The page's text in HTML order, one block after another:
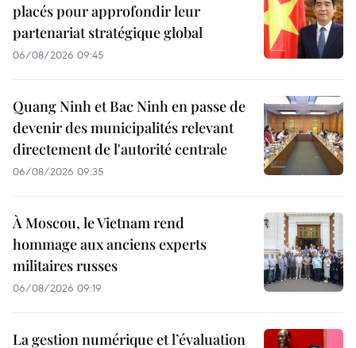
placés pour approfondir leur
partenariat stratégique global
06/08/2026 09:45
Quang Ninh et Bac Ninh en passe de
devenir des municipalités relevant
directement de l'autorité centrale
06/08/2026 09:35
À Moscou, le Vietnam rend
hommage aux anciens experts
militaires russes
06/08/2026 09:19
La gestion numérique et l’évaluation